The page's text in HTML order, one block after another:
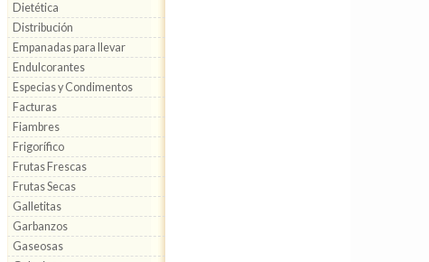
Dietética
Distribución
Empanadas para llevar
Endulcorantes
Especias y Condimentos
Facturas
Fiambres
Frigorífico
Frutas Frescas
Frutas Secas
Galletitas
Garbanzos
Gaseosas